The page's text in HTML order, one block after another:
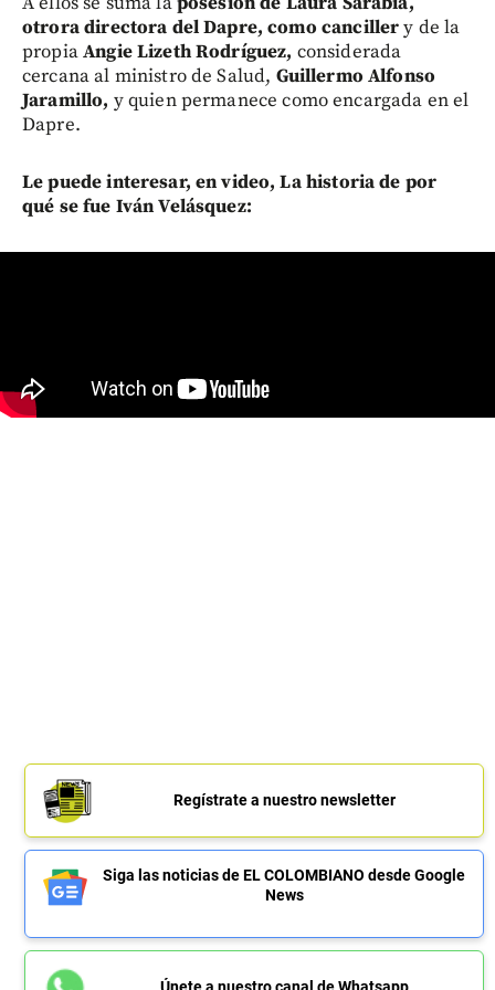
otrora directora del Dapre, como cancillery de la
propiaAngie Lizeth Rodríguez, considerada
cercana al ministro de Salud, Guillermo Alfonso
Jaramillo, y quien permanece como encargada en el
Dapre.
Le puede interesar, en video, La historia de por
qué se fue Iván Velásquez:
Regístrate a nuestro newsletter
Siga las noticias de EL COLOMBIANO desde Google
News